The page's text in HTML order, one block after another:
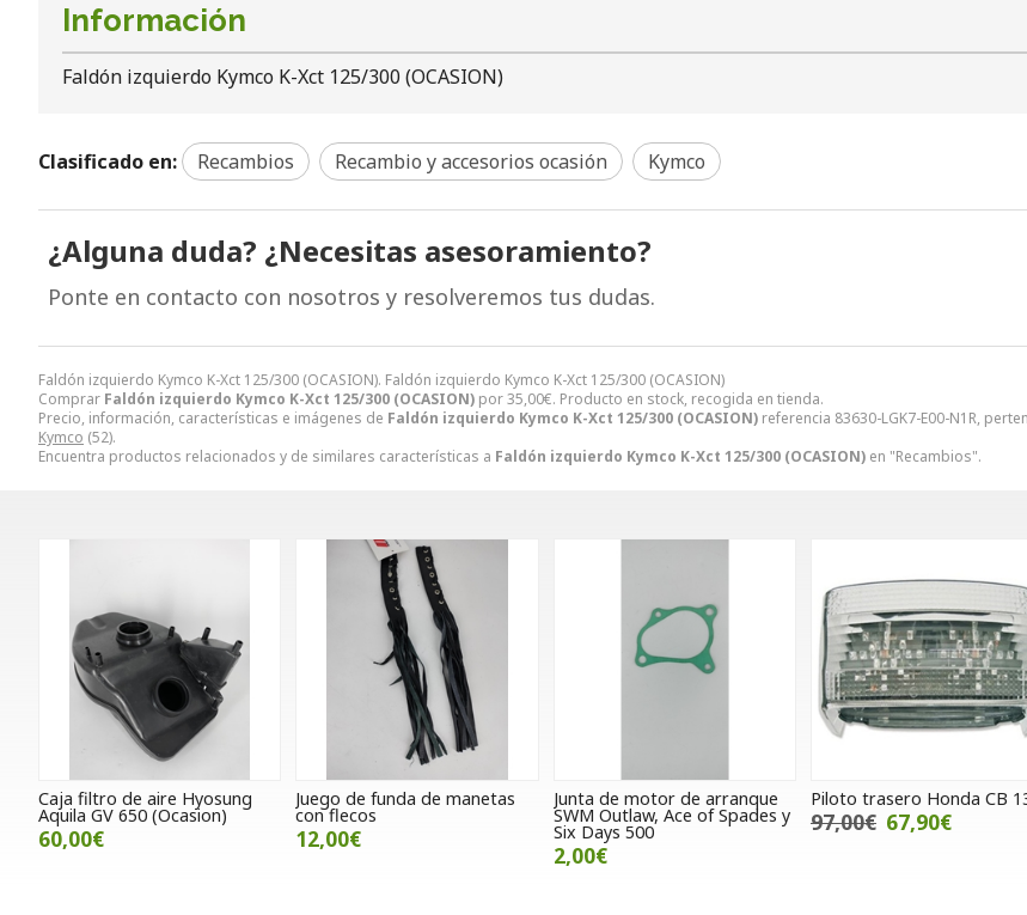
Faldón izquierdo Kymco K-Xct 125/300 (OCASION). Faldón izquierdo Kymco K-Xct 125/300 (OCASION)
Comprar Faldón izquierdo Kymco K-Xct 125/300 (OCASION) por35,00€. Producto en stock, recogida en tienda.
Precio, información, características e imágenes de Faldón izquierdo Kymco K-Xct 125/300 (OCASION) referencia 83630-LGK7-E00-N1R,
Kymco (52).
Encuentra productos relacionados y de similares características a Faldón izquierdo Kymco K-Xct 125/300 (OCASION) en "Recambios".
Información
Faldón izquierdo Kymco K-Xct 125/300 (OCASION)
Clasificado en: Recambios Recambio y accesorios ocasión Kymco
¿Alguna duda? ¿Necesitas asesoramiento?
Ponte en contacto con nosotros y resolveremos tus dudas.
Caja filtro de aire Hyosung
Aquila GV 650 (Ocasion)
60,00€
Juego de funda de manetas
con flecos
12,00€
Junta de motor de arranque
SWM Outlaw, Ace of Spades y
Six Days 500
2,00€
Piloto trasero Honda CB
97,00€ 67,90€